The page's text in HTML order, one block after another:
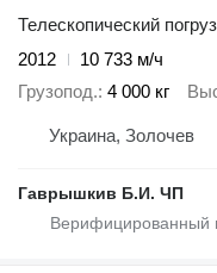
Телескопический
2012
10 733 м/ч
Грузопод. 4 000 кг
Украина, Золочев
Гаврышкив Б.И. ЧП